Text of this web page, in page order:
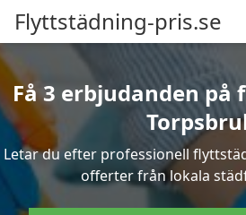
Flyttstädning-pris.se
Få 3 erbjudanden
Letar du efter professionell
offerter från lokala